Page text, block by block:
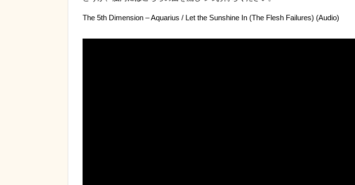
The 5th Dimension – Aquarius / Let the Sunshine In (The Flesh Failures) (Audio)